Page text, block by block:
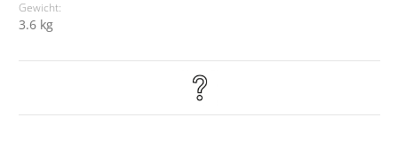
Gewicht:
3.6 kg